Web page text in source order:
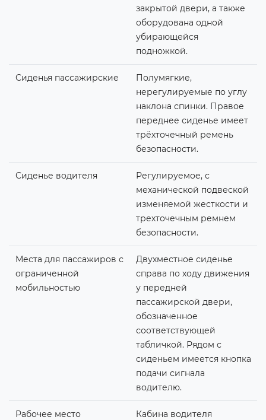
закрытой двери, а также
оборудована одной
убирающейся
подножкой.
Сиденья пассажирские
Полумягкие,
нерегулируемые по углу
наклона спинки. Правое
переднее сиденье имеет
трёхточечный ремень
безопасности.
Сиденье водителя
Регулируемое, с
механической подвеской
изменяемой жесткости и
трехточечным ремнем
безопасности.
Места для пассажиров с
ограниченной
мобильностью
Двухместное сиденье
справа по ходу движения
у передней
пассажирской двери,
обозначенное
соответствующей
табличкой. Рядом с
сиденьем имеется кнопка
подачи сигнала
водителю.
Рабочее место
Кабина водителя